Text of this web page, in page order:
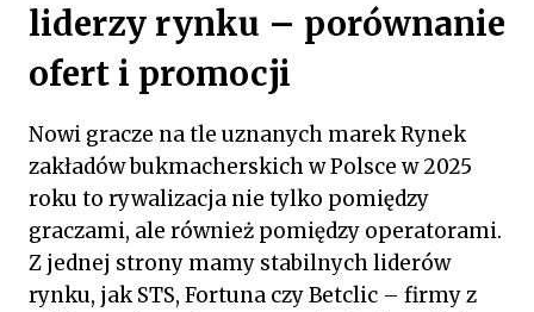
liderzy rynku – porównanie
ofert i promocji
Nowi gracze na tle uznanych marek Rynek
zakładów bukmacherskich w Polsce w 2025
roku to rywalizacja nie tylko pomiędzy
graczami, ale również pomiędzy operatorami.
Z jednej strony mamy stabilnych liderów
rynku, jak STS, Fortuna czy Betclic – firmy z